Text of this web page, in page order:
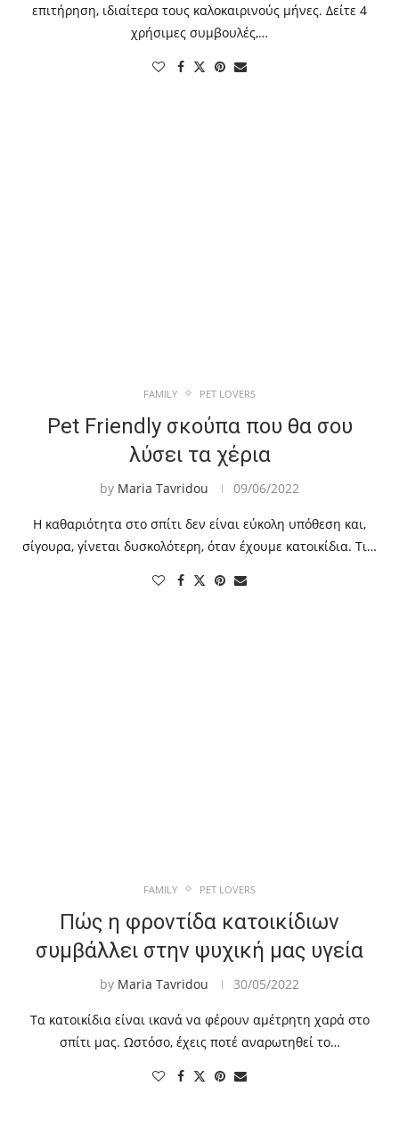
επιτήρηση, ιδιαίτερα τους καλοκαιρινούς μήνες. Δείτε 4
χρήσιμες συμβουλές,…
FAMILY PET LOVERS
Pet Friendly σκούπα που θα σου
λύσει τα χέρια
by Maria Tavridou 09/06/2022
Η καθαριότητα στο σπίτι δεν είναι εύκολη υπόθεση και,
σίγουρα, γίνεται δυσκολότερη, όταν έχουμε κατοικίδια. Τι…
FAMILY PET LOVERS
Πώς η φροντίδα κατοικίδιων
συμβάλλει στην ψυχική μας υγεία
by Maria Tavridou 30/05/2022
Τα κατοικίδια είναι ικανά να φέρουν αμέτρητη χαρά στο
σπίτι μας. Ωστόσο, έχεις ποτέ αναρωτηθεί το…